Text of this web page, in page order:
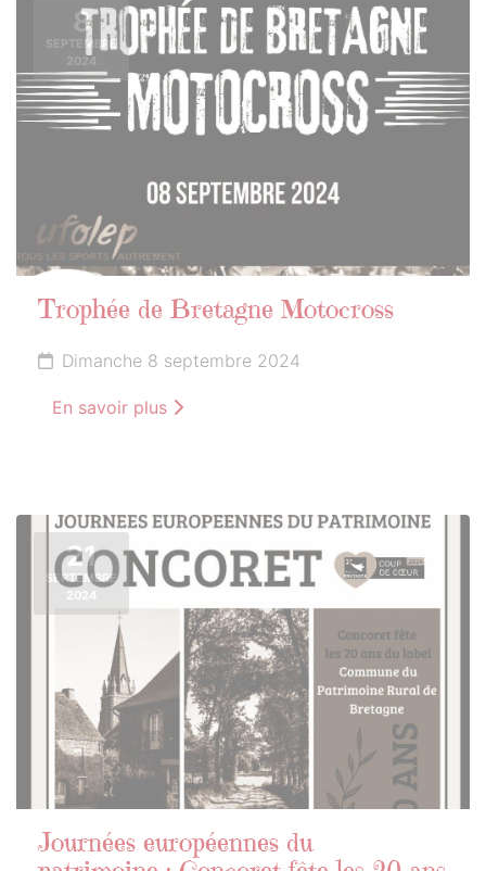
8
SEPTEMBRE
2024
Trophée de Bretagne Motocross
Dimanche 8 septembre 2024
En savoir plus
21
SEPTEMBRE
2024
Journées européennes du